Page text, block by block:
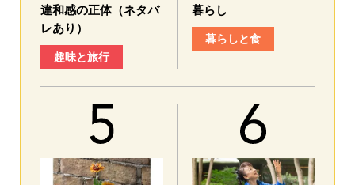
違和感の正体（ネタバ
レあり）
趣味と旅行
暮らし
暮らしと食